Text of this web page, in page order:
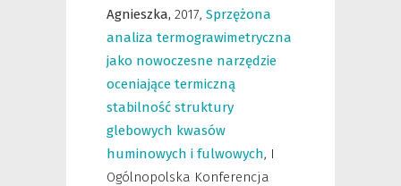
Agnieszka, 2017, Sprzężona
analiza termograwimetryczna
jako nowoczesne narzędzie
oceniające termiczną
stabilność struktury
glebowych kwasów
huminowych i fulwowych, I
Ogólnopolska Konferencja